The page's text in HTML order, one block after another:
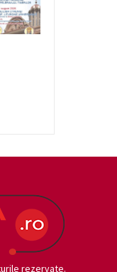
rezervate.